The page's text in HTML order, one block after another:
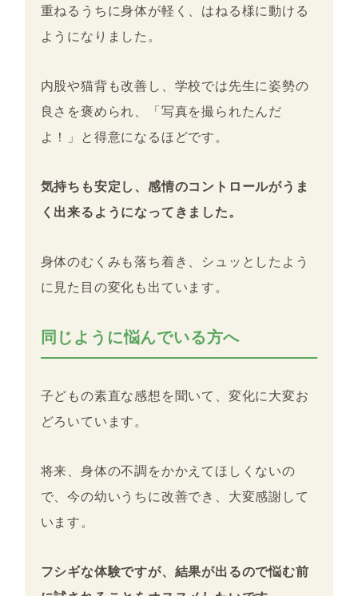
重ねるうちに身体が軽く、はねる様に動ける
ようになりました。
内股や猫背も改善し、学校では先生に姿勢の
良さを褒められ、「写真を撮られたんだ
よ！」と得意になるほどです。
気持ちも安定し、感情のコントロールがうま
く出来るようになってきました。
身体のむくみも落ち着き、シュッとしたよう
に見た目の変化も出ています。
同じように悩んでいる方へ
子どもの素直な感想を聞いて、変化に大変お
どろいています。
将来、身体の不調をかかえてほしくないの
で、今の幼いうちに改善でき、大変感謝して
います。
フシギな体験ですが、結果が出るので悩む前